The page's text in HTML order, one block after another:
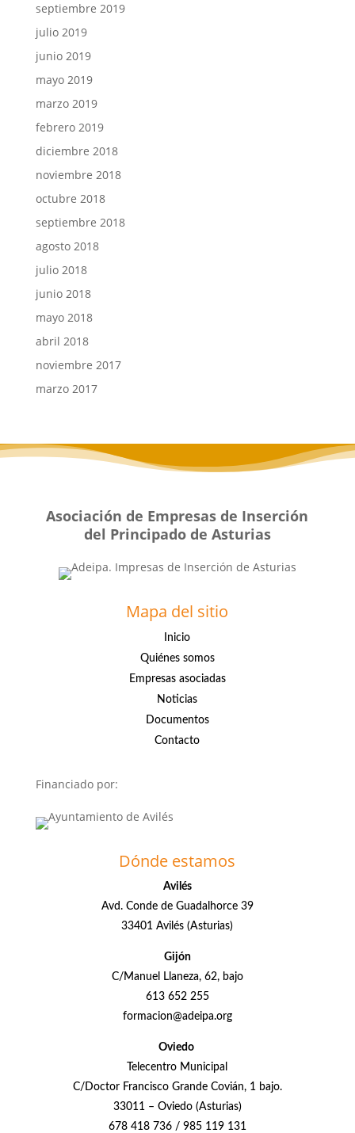
septiembre 2019
julio 2019
junio 2019
mayo 2019
marzo 2019
febrero 2019
diciembre 2018
noviembre 2018
octubre 2018
septiembre 2018
agosto 2018
julio 2018
junio 2018
mayo 2018
abril 2018
noviembre 2017
marzo 2017
Asociación de Empresas de Inserción
del Principado de Asturias
Mapa del sitio
Inicio
Quiénes somos
Empresas asociadas
Noticias
Documentos
Contacto
Financiado por:
Dónde estamos
Avilés
Avd. Conde de Guadalhorce 39
33401 Avilés (Asturias)
Gijón
C/Manuel Llaneza, 62, bajo
613 652 255
formacion@adeipa.org
Oviedo
Telecentro Municipal
C/Doctor Francisco Grande Covián, 1 bajo.
33011 – Oviedo (Asturias)
678 418 736 / 985 119 131